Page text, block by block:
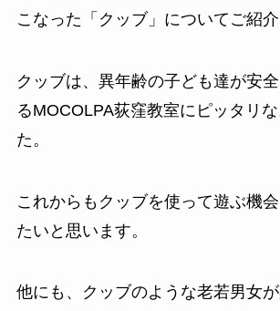
こなった「クッブ」についてご紹介
クッブは、異年齢の子ども達が安
るMOCOLPA荻窪教室にピッタリ
た。
これからもクッブを使って遊ぶ機
たいと思います。
他にも、クッブのような老若男女